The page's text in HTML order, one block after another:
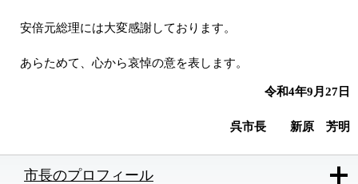
安倍元総理には大変感謝しております。
あらためて、心から哀悼の意を表します。
令和4年9月27日
呉市長 新原 芳明
市長のプロフィール